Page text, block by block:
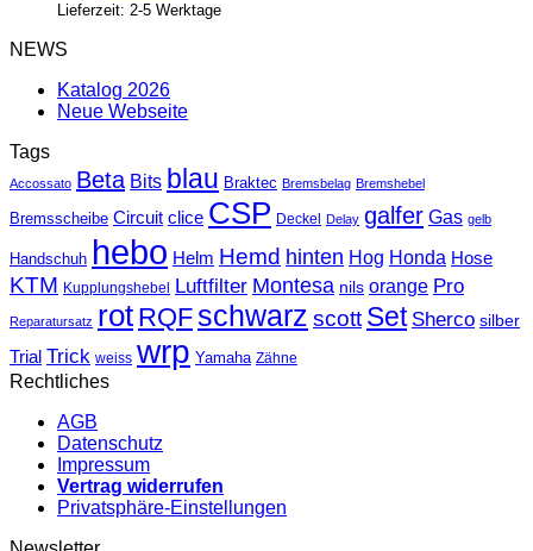
Lieferzeit: 2-5 Werktage
NEWS
Katalog 2026
Neue Webseite
Tags
Accossato Beta Bits blau Braktec Bremsbelag Bremshebel
Bremsscheibe Circuit clice CSP Deckel Delay galfer Gas gelb
Handschuh hebo Helm Hemd hinten Hog Honda Hose
KTM Kupplungshebel Luftfilter Montesa nils orange Pro
Reparatursatz rot RQF schwarz scott Set Sherco silber
Trial Trick weiss wrp Yamaha Zähne
Rechtliches
AGB
Datenschutz
Impressum
Vertrag widerrufen
Privatsphäre-Einstellungen